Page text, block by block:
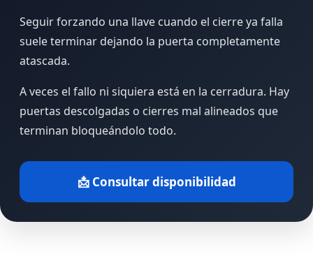
Seguir forzando una llave cuando el cierre ya falla
suele terminar dejando la puerta completamente
atascada.
A veces el fallo ni siquiera está en la cerradura. Hay
puertas descolgadas o cierres mal alineados que
terminan bloqueándolo todo.
📩 Consultar disponibilidad